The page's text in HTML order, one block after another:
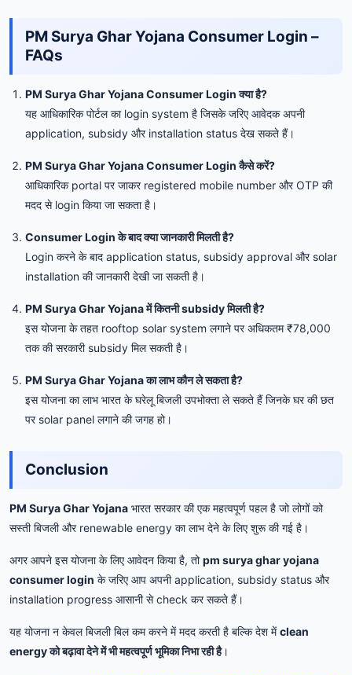
PM Surya Ghar Yojana Consumer Login –
FAQs
PM Surya Ghar Yojana Consumer Login क्या है?
यह आधिकारिक पोर्टल का login system है जिसके जरिए आवेदक अपनी
application, subsidy और installation status देख सकते हैं।
PM Surya Ghar Yojana Consumer Login कैसे करें?
आधिकारिक portal पर जाकर registered mobile number और OTP की
मदद से login किया जा सकता है।
Consumer Login के बाद क्या जानकारी मिलती है?
Login करने के बाद application status, subsidy approval और solar
installation की जानकारी देखी जा सकती है।
PM Surya Ghar Yojana में कितनी subsidy मिलती है?
इस योजना के तहत rooftop solar system लगाने पर अधिकतम ₹78,000
तक की सरकारी subsidy मिल सकती है।
PM Surya Ghar Yojana का लाभ कौन ले सकता है?
इस योजना का लाभ भारत के घरेलू बिजली उपभोक्ता ले सकते हैं जिनके घर की छत
पर solar panel लगाने की जगह हो।
Conclusion
PM Surya Ghar Yojana भारत सरकार की एक महत्वपूर्ण पहल है जो लोगों को
सस्ती बिजली और renewable energy का लाभ देने के लिए शुरू की गई है।
अगर आपने इस योजना के लिए आवेदन किया है, तोpm surya ghar yojana
consumer login के जरिए आप अपनी application, subsidy status और
installation progress आसानी से check कर सकते हैं।
यह योजना न केवल बिजली बिल कम करने में मदद करती है बल्कि देश मेंclean
energy को बढ़ावा देने में भी महत्वपूर्ण भूमिका निभा रही है।